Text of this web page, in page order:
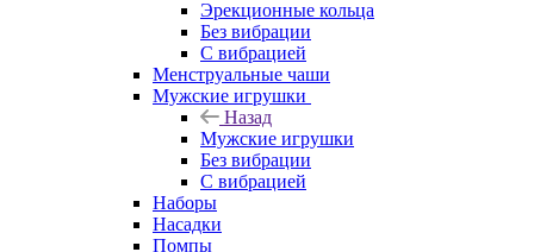
Эрекционные кольца
Без вибрации
С вибрацией
Менструальные чаши
Мужские игрушки
Назад
Мужские игрушки
Без вибрации
С вибрацией
Наборы
Насадки
Помпы